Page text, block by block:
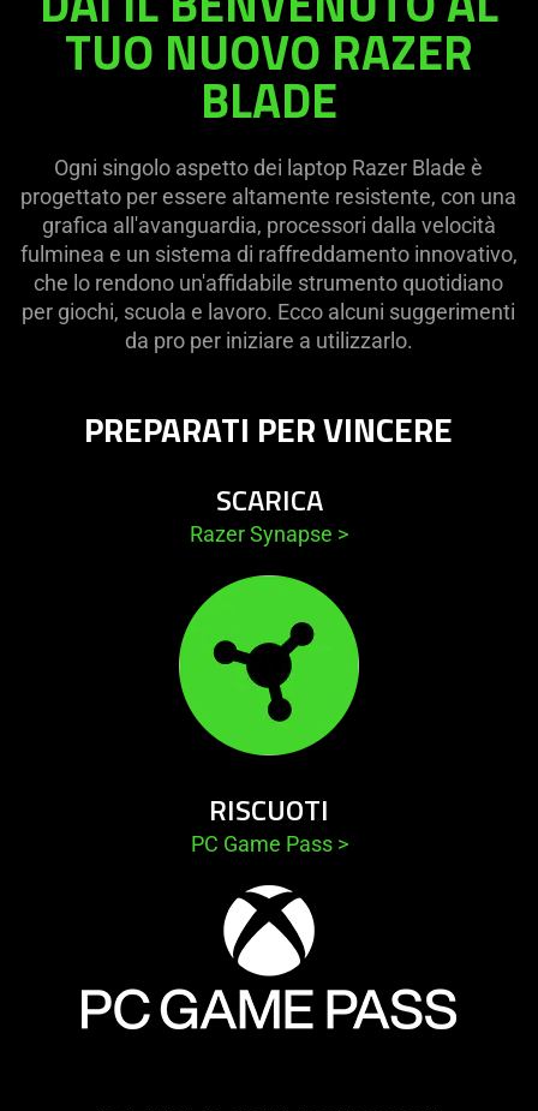
TUO NUOVO RAZER
BLADE
Ogni singolo aspetto dei laptop Razer Blade è
progettato per essere altamente resistente, con una
grafica all'avanguardia, processori dalla velocità
fulminea e un sistema di raffreddamento innovativo,
che lo rendono un'affidabile strumento quotidiano
per giochi, scuola e lavoro. Ecco alcuni suggerimenti
da pro per iniziare a utilizzarlo.
PREPARATI PER VINCERE
SCARICA
Razer Synapse >
RISCUOTI
PC Game Pass >